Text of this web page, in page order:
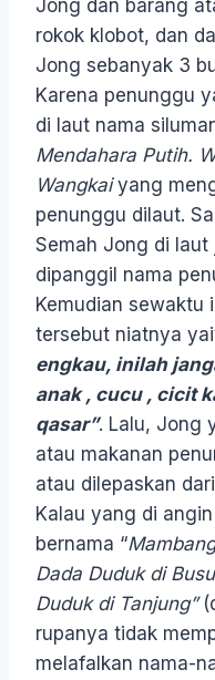
Jong dan barang
rokok klobot, dan
Jong sebanyak 3
Karena penunggu
di laut nama
Mendahara Putih.
Wangkaiyang
penunggu dilaut.
Semah Jong di
dipanggil nama
Kemudian sewaktu
tersebut niatnya
engkau, inilah
anak , cucu , cicit
qasar”. Lalu, Jong
atau makanan
atau dilepaskan
Kalau yang di
bernama “
Dada Duduk di
Duduk di Tanjung”
rupanya tidak
melafalkan nama-